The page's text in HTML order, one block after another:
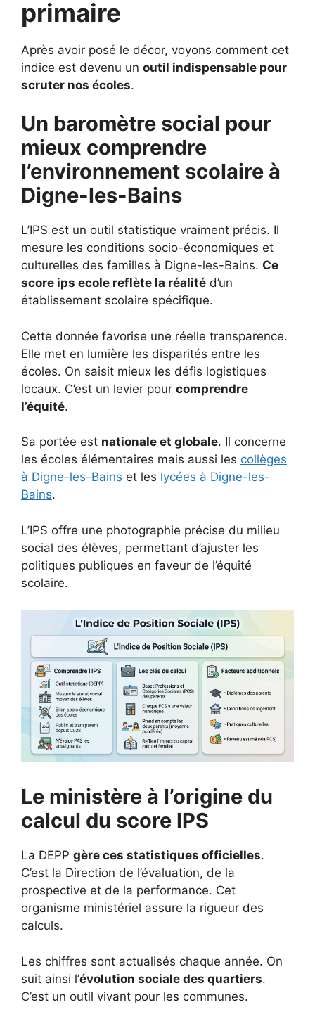
primaire
Après avoir posé le décor, voyons comment cet
indice est devenu un outil indispensable pour
scruter nos écoles.
Un baromètre social pour
mieux comprendre
l’environnement scolaire à
Digne-les-Bains
L’IPS est un outil statistique vraiment précis. Il
mesure les conditions socio-économiques et
culturelles des familles à Digne-les-Bains. Ce
score ips ecole reflète la réalité d’un
établissement scolaire spécifique.
Cette donnée favorise une réelle transparence.
Elle met en lumière les disparités entre les
écoles. On saisit mieux les défis logistiques
locaux. C’est un levier pour comprendre
l’équité.
Sa portée est nationale et globale. Il concerne
les écoles élémentaires mais aussi les collèges
à Digne-les-Bains et les lycées à Digne-les-
Bains.
L’IPS offre une photographie précise du milieu
social des élèves, permettant d’ajuster les
politiques publiques en faveur de l’équité
scolaire.
Le ministère à l’origine du
calcul du score IPS
La DEPP gère ces statistiques officielles.
C’est la Direction de l’évaluation, de la
prospective et de la performance. Cet
organisme ministériel assure la rigueur des
calculs.
Les chiffres sont actualisés chaque année. On
suit ainsi l’évolution sociale des quartiers.
C’est un outil vivant pour les communes.